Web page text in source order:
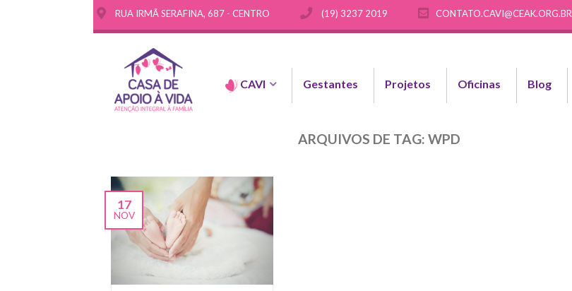
RUA IRMÃ SERAFINA, 687 - CENTRO (19) 3237 2019 CONTATO.CAVI@CEAK.ORG.BR
CAVI Gestantes Projetos Oficinas Blog
ARQUIVOS DE TAG: WPD
17
NOV